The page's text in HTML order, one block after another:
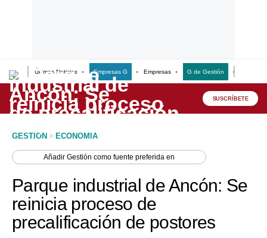
Últimas Noticias Empresas G Empresas G de Gestión
Lo último
Peru Quiosco
Economía
Mercados
SUSCRÍBETE
GESTION > ECONOMIA
AñadirGestión como fuente preferida en
Parque industrial de Ancón: Se
reinicia proceso de
precalificación de postores